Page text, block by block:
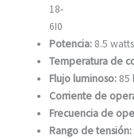
18-
6I0
Potencia: 8.5 watts
Temperatura de
Flujo luminoso: 85
Corriente de
Frecuencia de
Rango de tensión: